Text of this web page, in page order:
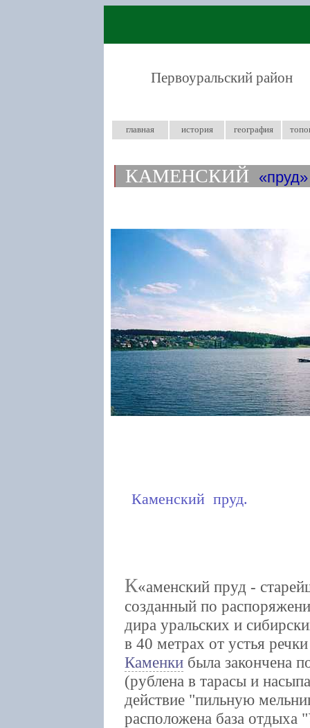
Первоуральский район
главная история география
КАМЕНСКИЙ пруд
Каменский пруд.
К аменский пруд -
созданный по
дира уральских и
в 40 метрах от устья речки
Каменки была закончена
(рублена в тарасы и
действие "пильную
расположена база отдыха